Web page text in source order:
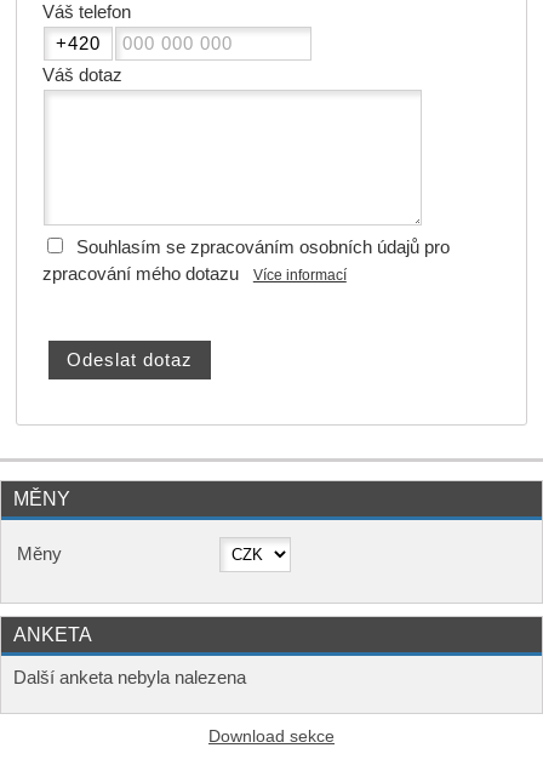
Váš telefon
Váš dotaz
Souhlasím se zpracováním osobních údajů pro
zpracování mého dotazu
Více informací
MĚNY
Měny
ANKETA
Další anketa nebyla nalezena
Download sekce